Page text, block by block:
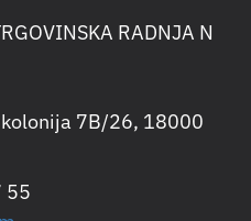
RADNJA N
7B/26, 18000
55